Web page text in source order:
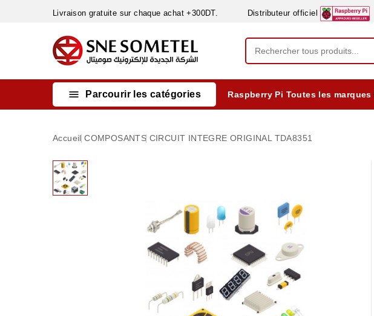
Livraison gratuite sur chaque achat +300DT. Distributeur officiel
 Parcourir les catégories Raspberry Pi Toutes les marques
Accueil COMPOSANTS CIRCUIT INTEGRE ORIGINAL TDA8351